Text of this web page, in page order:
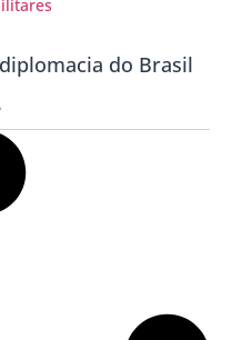
do Brasil